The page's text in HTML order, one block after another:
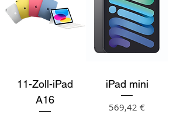
11-Zoll-iPad
A16
iPad mini
Preis
569,42 €